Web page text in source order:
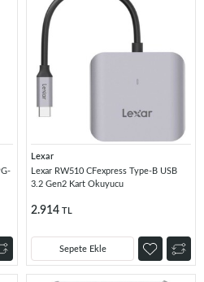
Lexar
Lexar RW510 CFexpress Type-B USB
3.2 Gen2 Kart Okuyucu
2.914 TL
Sepete Ekle